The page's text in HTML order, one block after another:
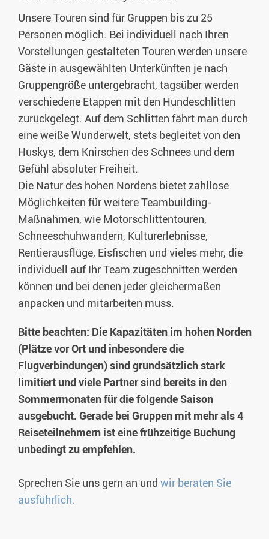
Unsere Touren sind für Gruppen bis zu 25
Personen möglich. Bei individuell nach Ihren
Vorstellungen gestalteten Touren werden unsere
Gäste in ausgewählten Unterkünften je nach
Gruppengröße untergebracht, tagsüber werden
verschiedene Etappen mit den Hundeschlitten
zurückgelegt. Auf dem Schlitten fährt man durch
eine weiße Wunderwelt, stets begleitet von den
Huskys, dem Knirschen des Schnees und dem
Gefühl absoluter Freiheit.
Die Natur des hohen Nordens bietet zahllose
Möglichkeiten für weitere Teambuilding-
Maßnahmen, wie Motorschlittentouren,
Schneeschuhwandern, Kulturerlebnisse,
Rentierausflüge, Eisfischen und vieles mehr, die
individuell auf Ihr Team zugeschnitten werden
können und bei denen jeder gleichermaßen
anpacken und mitarbeiten muss.
Bitte beachten: Die Kapazitäten im hohen Norden
(Plätze vor Ort und inbesondere die
Flugverbindungen) sind grundsätzlich stark
limitiert und viele Partner sind bereits in den
Sommermonaten für die folgende Saison
ausgebucht. Gerade bei Gruppen mit mehr als 4
Reiseteilnehmern ist eine frühzeitige Buchung
unbedingt zu empfehlen.
Sprechen Sie uns gern an und wir beraten Sie
ausführlich.